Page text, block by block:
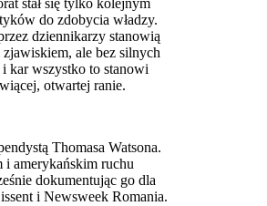
stał się tylko kolejnym
do zdobycia władzy.
dziennikarzy stanowią
ale bez silnych
kar wszystko to stanowi
otwartej ranie.
Thomasa Watsona.
i amerykańskim ruchu
dokumentując go dla
i Newsweek Romania.